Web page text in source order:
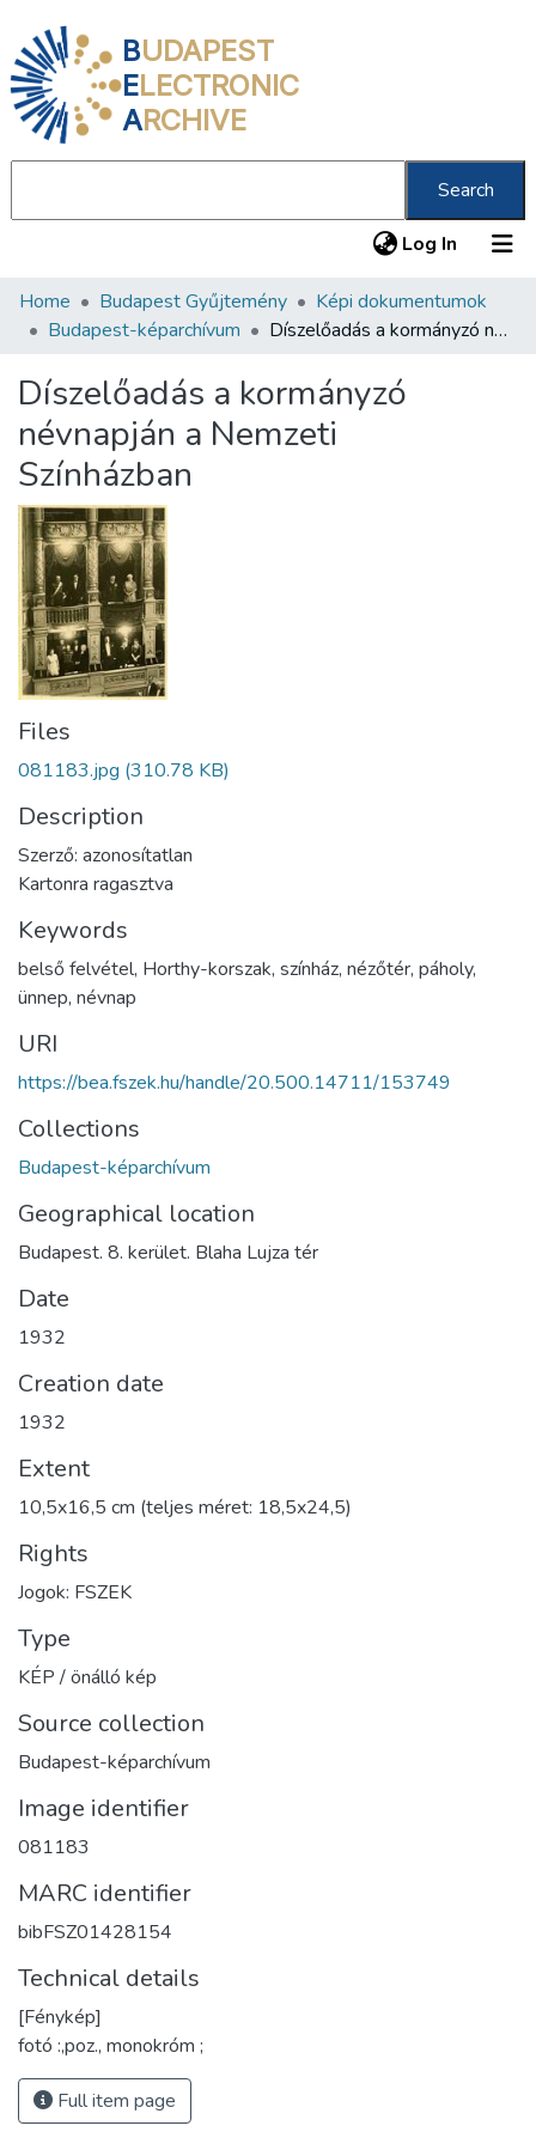
BUDAPEST
ELECTRONIC
ARCHIVE
Search
Log In (current)
Communities & Collections
Statistics
About us
Home Budapest Gyűjtemény
Képi dokumentumok
Budapest-képarchívum
Díszelőadás a kormányzó névnapján a Nemzeti Színházban
Díszelőadás a kormányzó
névnapján a Nemzeti
Színházban
Files
081183.jpg (310.78 KB)
Description
Szerző: azonosítatlan
Kartonra ragasztva
Keywords
belső felvétel, Horthy-korszak, színház, nézőtér, páholy,
ünnep, névnap
URI
https://bea.fszek.hu/handle/20.500.14711/153749
Collections
Budapest-képarchívum
Geographical location
Budapest. 8. kerület. Blaha Lujza tér
Date
1932
Creation date
1932
Extent
10,5x16,5 cm (teljes méret: 18,5x24,5)
Rights
Jogok: FSZEK
Type
KÉP / önálló kép
Source collection
Budapest-képarchívum
Image identifier
081183
MARC identifier
bibFSZ01428154
Technical details
[Fénykép]
fotó :,poz., monokróm ;
Full item page